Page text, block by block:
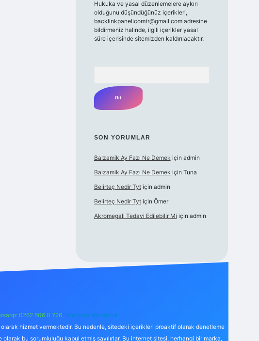
Hukuka ve yasal düzenlemelere aykırı
olduğunu düşündüğünüz içerikleri,
backlinkpanelicomtr@gmail.comadresine
bildirmeniz halinde, ilgili içerikler yasal
süre içerisinde sitemizden kaldırılacaktır.
SON YORUMLAR
Balzamik Ay Fazı Ne Demek için admin
Balzamik Ay Fazı Ne Demek için Tuna
Belirteç Nedir Tytiçin admin
Belirteç Nedir Tytiçin Ömer
Akromegali Tedavi Edilebilir Mi için admin
0262 606 0 726 Telegram: @karabul
olarak hizmet vermektedir. Bu nedenle, sitedeki içerikleri proaktif olarak denetleme
bu sorumluluğu kabul etmiş sayılırlar. Bu internet sitesi, herhangi bir marka,